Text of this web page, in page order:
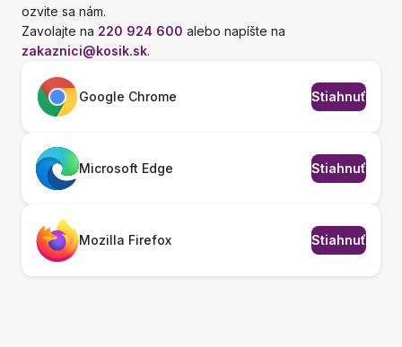
ozvite sa nám.
Zavolajte na 220 924 600 alebo napíšte na
zakaznici@kosik.sk.
Google Chrome Stiahnuť
Microsoft Edge Stiahnuť
Mozilla Firefox Stiahnuť